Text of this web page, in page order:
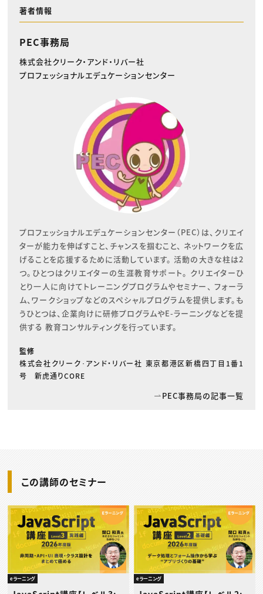
著者情報
PEC事務局
株式会社クリーク・アンド・リバー社
プロフェッショナルエデュケーションセンター
プロフェッショナルエデュケーションセンター（PEC）は、クリエイ
ターが能力を伸ばすこと、チャンスを掴むこと、 ネットワークを広
げることを応援するために活動しています。 活動の大きな柱は2
つ。ひとつはクリエイターの生涯教育サポート。 クリエイターひ
とり一人に向けてトレーニングプログラムやセミナー、 フォーラ
ム、ワークショップなどのスペシャルプログラムを提供します。も
うひとつは、企業向けに研修プログラムやE-ラーニングなどを提
供する 教育コンサルティングを行っています。
監修
株式会社クリーク･アンド・リバー社 東京都港区新橋四丁目1番1
号 新虎通りCORE
PEC事務局の記事一覧
この講師のセミナー
eラーニング eラーニング